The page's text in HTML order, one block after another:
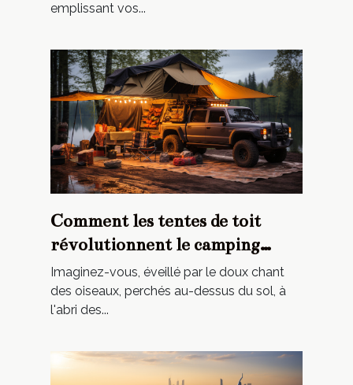
emplissant vos...
Comment les tentes de toit
révolutionnent le camping
traditionnel
Imaginez-vous, éveillé par le doux chant
des oiseaux, perchés au-dessus du sol, à
l'abri des...